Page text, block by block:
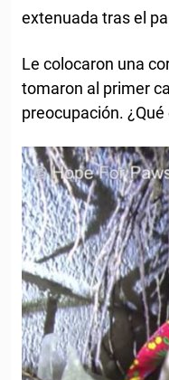
extenuada tras el
Le colocaron una
tomaron al primer
preocupación.